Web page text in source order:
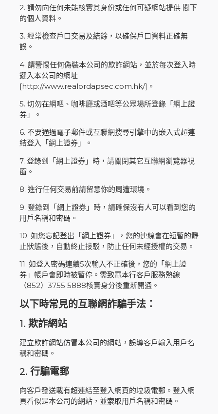
2. 請勿向任何未能核實其身份或任何可疑網站提供 閣下
的個人資料。
3. 經常檢查戶口交易及結餘，以確保戶口資料正確無
誤。
4. 請警惕任何偽裝本公司的欺詐網站，並於每次登入時
鍵入本公司的網址
[http://www.realordapsec.com.hk/]。
5. 切勿在網吧、咖啡廳或酒吧等公眾場所登錄「網上證
券」。
6. 不要通過電子郵件或互聯網搜尋引擎中的嵌入式超連
結登入「網上證券」。
7. 登錄到「網上證券」時，請關閉其它互聯網瀏覽器視
窗。
8. 進行任何交易前請留意你的周遭環境。
9. 登錄到「網上證券」時，請確保沒有人可以看到您的
用戶名稱和密碼。
10. 如您忘記登出「網上證券」，您的連線會在短暫的靜
止狀態後，自動終止接駁，防止任何未經授權的交易。
11. 如登入密碼連續5次輸入不正確後，您的「網上證
券」帳戶會即時被暫停。需致電本行客戶服務熱線
（852）3755 5888核實身分後重新開通。
以下時常見的互聯網詐騙手法：
1. 欺詐網站
建立欺詐網站仿冒本公司的網站，誤導客戶輸入用戶名
稱和密碼。
2. 行騙電郵
向客戶發送載有超連結至登入網頁的垃圾電郵。登入網
頁看似是本公司的網站，並索取用戶名稱和密碼。